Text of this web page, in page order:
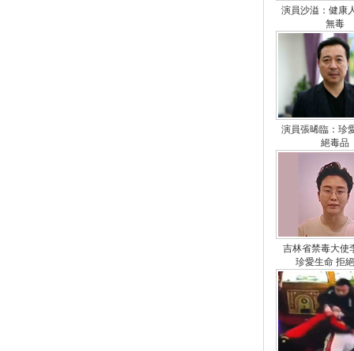
演員沙溢：健康
無毒
演員張晞臨：珍
絕毒品
吉林省禁毒大使
珍愛生命 拒